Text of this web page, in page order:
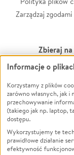
Zarządzaj
Zbieraj na
Leczenie
Zwierzęta
Pożar
Ukraina
Pomoc
Projekty
Informacje o
Korzystamy z plików
zarówno własnych, jak
przechowywanie
(takiego jak np. laptop,
dostępu.
Wykorzystujemy te
prawidłowe działanie
efektywność